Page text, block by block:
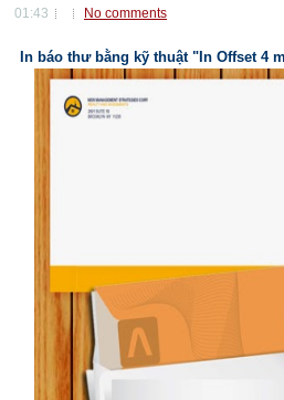
01:43 No comments
In báo thư bằng kỹ thuật "In Offset 4